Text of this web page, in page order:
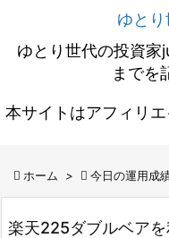
ゆと
ゆとり世代の投資家
までを
本サイトはアフィリ
 ホーム >  今日の運用成
楽天225ダブルベアを